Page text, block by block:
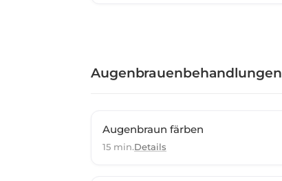
Augenbrauenbehandlungen
Augenbraun färben
15 min.Details